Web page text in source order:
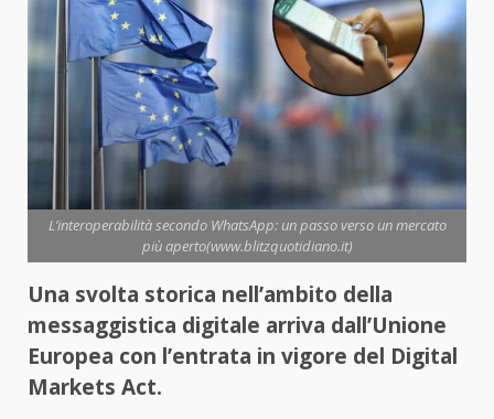
L’interoperabilità secondo WhatsApp: un passo verso un mercato
più aperto(www.blitzquotidiano.it)
Una svolta storica nell’ambito della
messaggistica digitale arriva dall’Unione
Europea con l’entrata in vigore del Digital
Markets Act.